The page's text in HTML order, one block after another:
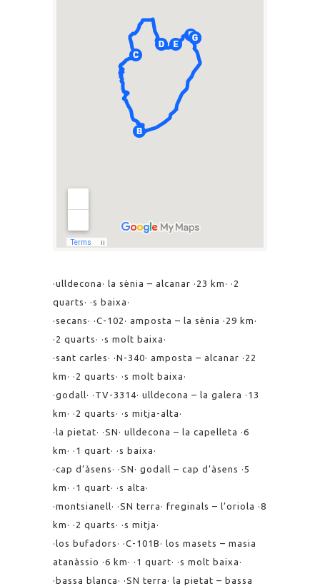
·ulldecona· la sènia – alcanar ·23 km· ·2
quarts· ·s baixa·
·secans· ·C-102· amposta – la sènia ·29 km·
·2 quarts· ·s molt baixa·
·sant carles· ·N-340· amposta – alcanar ·22
km· ·2 quarts· ·s molt baixa·
·godall· ·TV-3314· ulldecona – la galera ·13
km· ·2 quarts· ·s mitja-alta·
·la pietat· ·SN· ulldecona – la capelleta ·6
km· ·1 quart· ·s baixa·
·cap d’àsens· ·SN· godall – cap d’àsens ·5
km· ·1 quart· ·s alta·
·montsianell· ·SN terra· freginals – l’oriola ·8
km· ·2 quarts· ·s mitja·
·los bufadors· ·C-101B· los masets – masia
atanàssio ·6 km· ·1 quart· ·s molt baixa·
·bassa blanca· ·SN terra· la pietat – bassa